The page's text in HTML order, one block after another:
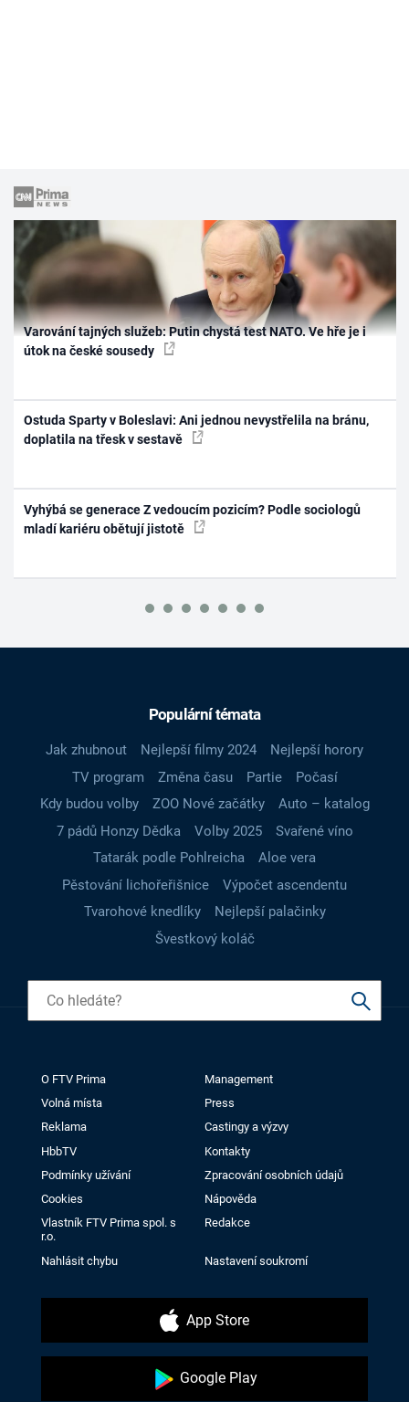
Varování tajných služeb: Putin chystá test NATO. Ve hře je i
útok na české sousedy
Ostuda Sparty v Boleslavi: Ani jednou nevystřelila na bránu,
doplatila na třesk v sestavě
Vyhýbá se generace Z vedoucím pozicím? Podle sociologů
mladí kariéru obětují jistotě
Populární témata
Jak zhubnout Nejlepší filmy 2024
Nejlepší horory
TV program
Změna času Partie
Počasí
Kdy budou volby
ZOO Nové začátky
Auto – katalog
7 pádů Honzy Dědka
Volby 2025
Svařené víno
Tatarák podle Pohlreicha
Aloe vera
Pěstování lichořeřišnice
Výpočet ascendentu
Tvarohové knedlíky
Nejlepší palačinky
Švestkový koláč
O FTV Prima
Management
Volná místa
Press
Reklama
Castingy a výzvy
HbbTV
Kontakty
Podmínky užívání
Zpracování osobních údajů
Cookies
Nápověda
Vlastník FTV Prima spol. s
r.o.
Redakce
Nahlásit chybu Nastavení soukromí
App Store
Google Play